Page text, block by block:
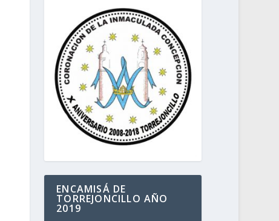
ENCAMISÁ DE
TORREJONCILLO AÑO
2019